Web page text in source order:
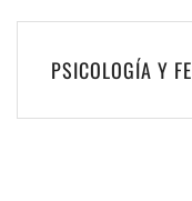
entradas
PSICOLOGÍA Y FE